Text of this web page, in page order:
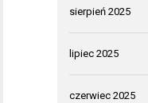
sierpień 2025
lipiec 2025
czerwiec 2025